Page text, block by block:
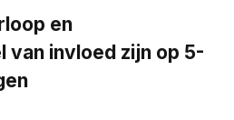
en
invloed zijn op 5-